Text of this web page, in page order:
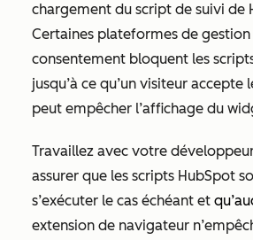
chargement du script de suivi de
Certaines plateformes de
consentement bloquent les
jusqu’à ce qu’un visiteur accepte
peut empêcher l’affichage du
Travaillez avec votre
assurer que les scripts HubSpot
s’exécuter le cas échéant et
extension de navigateur